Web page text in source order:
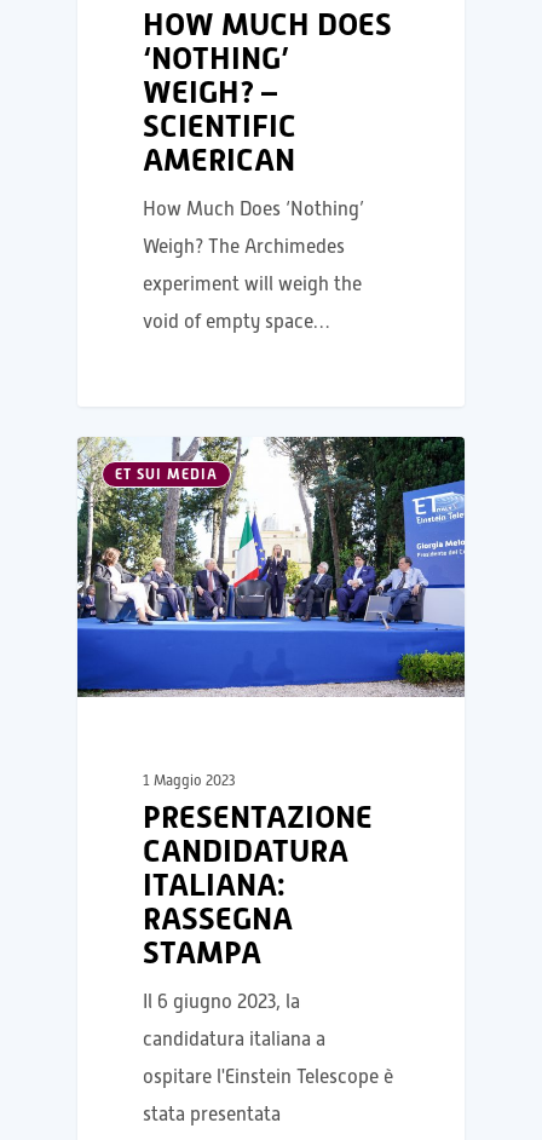
HOW MUCH DOES
‘NOTHING’
WEIGH? –
SCIENTIFIC
AMERICAN
How Much Does ‘Nothing’
Weigh? The Archimedes
experiment will weigh the
void of empty space…
ET SUI MEDIA
1 Maggio 2023
PRESENTAZIONE
CANDIDATURA
ITALIANA:
RASSEGNA
STAMPA
Il 6 giugno 2023, la
candidatura italiana a
ospitare l'Einstein Telescope è
stata presentata